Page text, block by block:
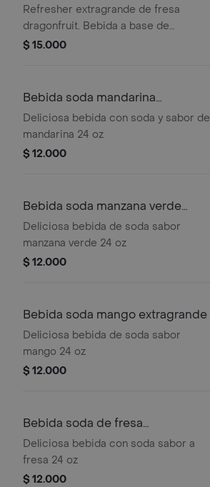
extragrande
Refresher extragrande de fresa
dragonfruit. Bebida a base de
limonada con té verde, vitaminas B3,
$ 15.000
Bebida soda mandarina
extragrande
Deliciosa bebida con soda y sabor de
mandarina 24 oz
$ 12.000
Bebida soda manzana verde
extragrande
Deliciosa bebida de soda sabor
manzana verde 24 oz
$ 12.000
Bebida soda mango extragrande
Deliciosa bebida de soda sabor
mango 24 oz
$ 12.000
Bebida soda de fresa
extragrande
Deliciosa bebida con soda sabor a
fresa 24 oz
$ 12.000